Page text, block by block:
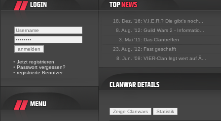
• Jetzt registrieren
• Passwort vergessen?
• registrierte Benutzer
18. Dez. '16: V.I.E.R.? Die gibt's noch...
8. Aug. '12: Guild Wars 2 - Informatio...
3. Mai '11: Das Clantreffen
23. Aug. '12: Fast geschafft
8. Jun. '09: VIER-Clan legt wert auf Ä...